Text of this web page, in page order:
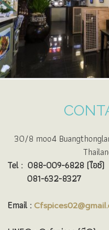
30/8 moo4
Tel : 088-009-6828 (ไอซ์)
081-632-8327
Email :